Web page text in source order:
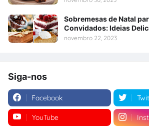
Sobremesas de Natal
Convidados: Ideias
novembro 22, 2023
Siga-nos
Facebook
YouTube